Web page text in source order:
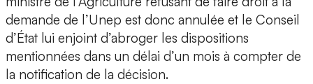
demande de l’Unep est donc annulée et le Conseil
d’État lui enjoint d’abroger les dispositions
mentionnées dans un délai d’un mois à compter de
la notification de la décision.